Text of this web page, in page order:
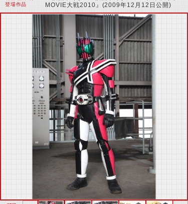
登場作品
MOVIE大戦2010』(2009年12月12日公開)